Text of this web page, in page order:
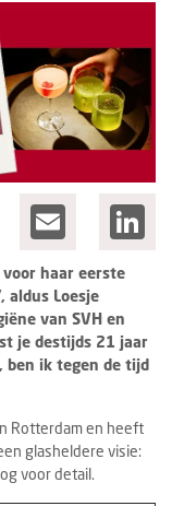
Email
haar eerste
aldus Loesje
van SVH en
je destijds 21 jaar
ben ik tegen de tijd
Rotterdam en heeft
glasheldere visie:
voor detail.